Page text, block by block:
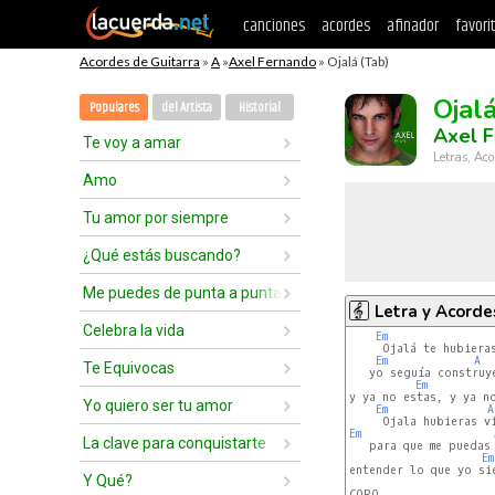
canciones acordes afinador
Acordes de Guitarra » A »Axel Fernando » Ojalá (Tab)
Populares del Artista Historial
Te voy a amar
Amo
Tu amor por siempre
¿Qué estás buscando?
Me puedes de punta a punta
Celebra la vida
Te Equivocas
Yo quiero ser tu amor
La clave para conquistarte
Y Qué?
Ojalá
Axel
Letras,
Letra y
Em
Ojalá te
Em
A
yo seguía
Em
y ya no estas, y ya
Em
A
Em
para que me
Em
entender lo que yo